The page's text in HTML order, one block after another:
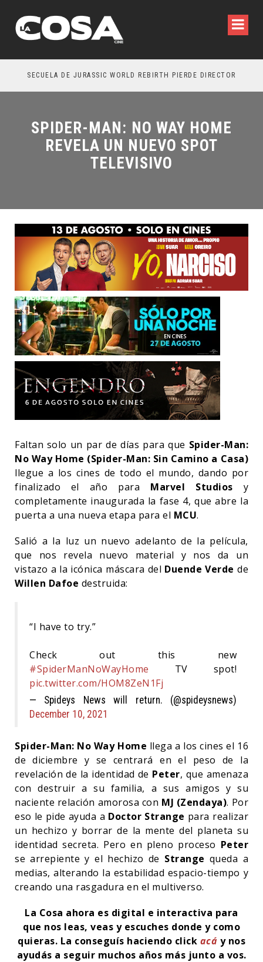
SECUELA DE JURASSIC WORLD REBIRTH PIERDE DIRECTOR
SPIDER-MAN: NO WAY HOME
REVELA UN NUEVO SPOT
TELEVISIVO
Faltan solo un par de días para que Spider-Man:
No Way Home (Spider-Man: Sin Camino a Casa)
llegue a los cines de todo el mundo, dando por
finalizado el año para Marvel Studios y
completamente inaugurada la fase 4, que abre la
puerta a una nueva etapa para el MCU.
Salió a la luz un nuevo adelanto de la película,
que nos revela nuevo material y nos da un
vistazo a la icónica máscara del Duende Verde de
Willen Dafoe destruida:
“I have to try.”
Check out this new
#SpiderManNoWayHome TV spot!
pic.twitter.com/HOM8ZeN1Fj
— Spideys News will return. (@spideysnews)
December 10, 2021
Spider-Man: No Way Home llega a los cines el 16
de diciembre y se centrará en el peso de la
revelación de la identidad de Peter, que amenaza
con destruir a su familia, a sus amigos y su
naciente relación amorosa con MJ (Zendaya). Por
eso le pide ayuda a Doctor Strange para realizar
un hechizo y borrar de la mente del planeta su
identidad secreta. Pero en pleno proceso Peter
se arrepiente y el hechizo de Strange queda a
medias, alterando la estabilidad espacio-tiempo y
creando una rasgadura en el multiverso.
La Cosa ahora es digital e interactiva para
que nos leas, veas y escuches donde y como
quieras. La conseguís haciendo click acá y nos
ayudás a seguir muchos años más junto a vos.